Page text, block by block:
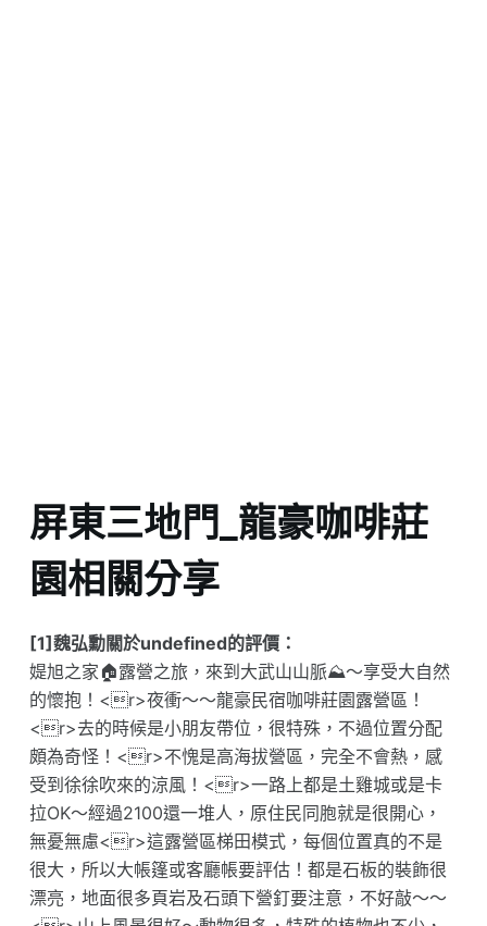
屏東三地門_龍豪咖啡莊
園相關分享
[1]魏弘勳關於undefined的評價：
媞旭之家🏠露營之旅，來到大武山山脈⛰️～享受大自然
的懷抱！<r>夜衝～～龍豪民宿咖啡莊園露營區！
<r>去的時候是小朋友帶位，很特殊，不過位置分配
頗為奇怪！<r>不愧是高海拔營區，完全不會熱，感
受到徐徐吹來的涼風！<r>一路上都是土雞城或是卡
拉OK～經過2100還一堆人，原住民同胞就是很開心，
無憂無慮<r>這露營區梯田模式，每個位置真的不是
很大，所以大帳篷或客廳帳要評估！都是石板的裝飾很
漂亮，地面很多頁岩及石頭下營釘要注意，不好敲～～